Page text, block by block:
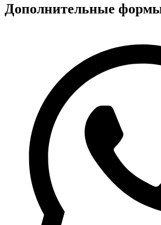
Дополнительные